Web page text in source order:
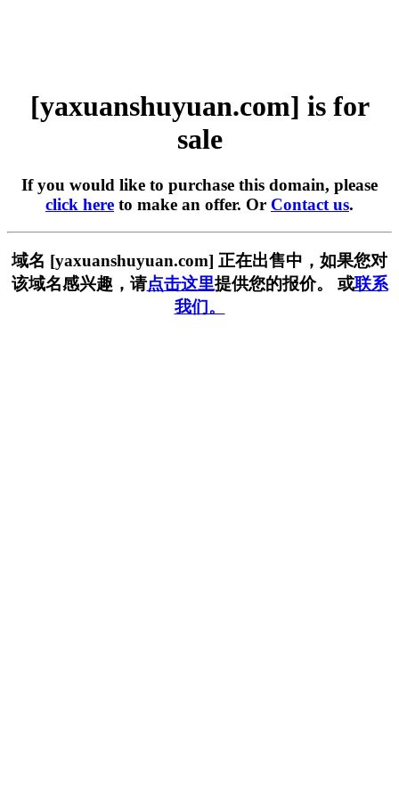
[yaxuanshuyuan.com] is for
sale
If you would like to purchase this domain, please
click here to make an offer. Or Contact us.
域名 [yaxuanshuyuan.com] 正在出售中，如果您对
该域名感兴趣，请点击这里提供您的报价。 或联系
我们。